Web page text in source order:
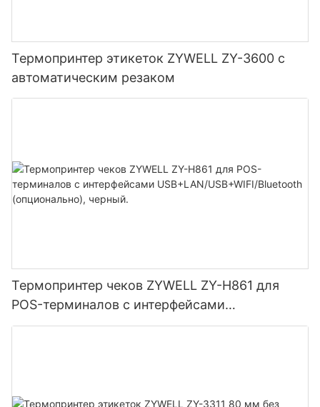
Термопринтер этикеток ZYWELL ZY-3600 с
автоматическим резаком
Термопринтер чеков ZYWELL ZY-H861 для
POS-терминалов с интерфейсами
USB+LAN/USB+WIFI/Bluetooth (опционально),